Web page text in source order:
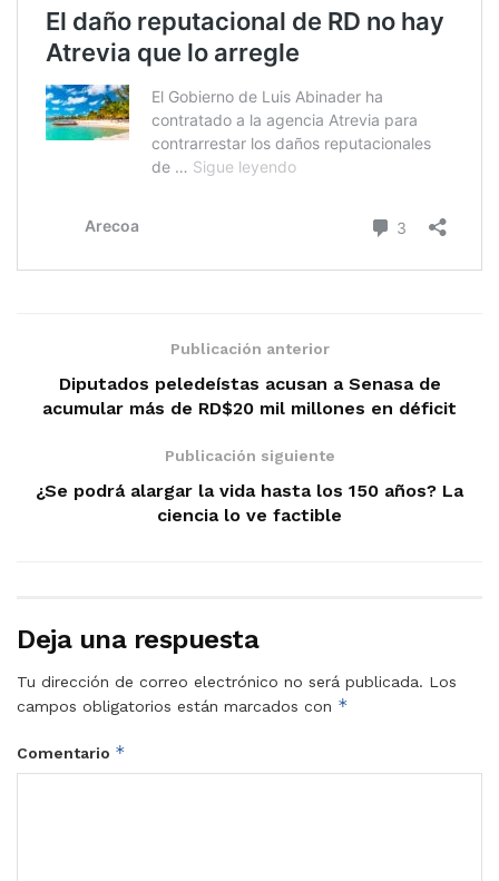
Publicación anterior
Diputados peledeístas acusan a Senasa de
acumular más de RD$20 mil millones en déficit
Publicación siguiente
¿Se podrá alargar la vida hasta los 150 años? La
ciencia lo ve factible
Deja una respuesta
Tu dirección de correo electrónico no será publicada. Los
campos obligatorios están marcados con *
Comentario *